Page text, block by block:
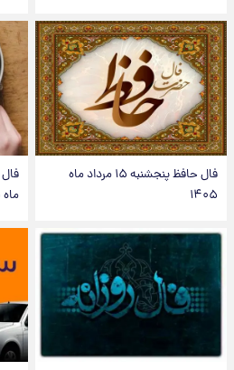
فال حافظ پنجشنبه ۱۵ مرداد ماه
۱۴۰۵
ماه ۱۴۰۵